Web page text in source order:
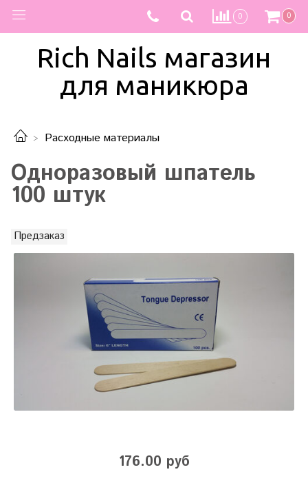
0 0
Rich Nails магазин
для маникюра
Расходные материалы
Одноразовый шпатель
100 штук
Предзаказ
176.00 руб